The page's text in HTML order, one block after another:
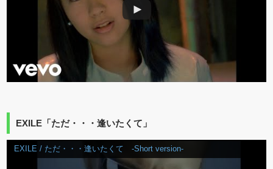
EXILE「ただ・・・逢いたくて」
EXILE / ただ・・・逢いたくて -Short version-